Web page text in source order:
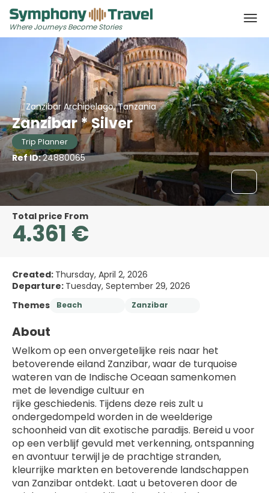
Where Journeys Become Stories
Zanzibar Archipelago, Tanzania
Zanzibar * Silver
Trip Planner
Ref ID:24880065
Total price From
4.361 €
Created: Thursday, April 2, 2026
Departure: Tuesday, September 29, 2026
Themes
Beach Zanzibar
About
Welkom op een onvergetelijke reis naar het
betoverende eiland Zanzibar, waar de turquoise
wateren van de Indische Oceaan samenkomen
met de levendige cultuur en
rijke geschiedenis. Tijdens deze reis zult u
ondergedompeld worden in de weelderige
schoonheid van dit exotische paradijs. Bereid u voor
op een verblijf gevuld met verkenning, ontspanning
en avontuur terwijl je de prachtige stranden,
kleurrijke markten en betoverende landschappen
van Zanzibar ontdekt. Laat u betoveren door de